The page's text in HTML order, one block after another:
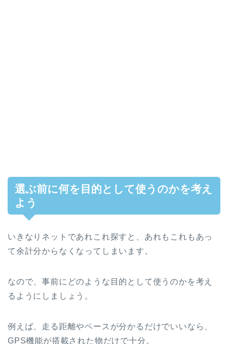
選ぶ前に何を目的として使うのかを考え
よう
いきなりネットであれこれ探すと、あれもこれもあっ
て余計分からなくなってしまいます。
なので、事前にどのような目的として使うのかを考え
るようにしましょう。
例えば、走る距離やペースが分かるだけでいいなら、
GPS機能が搭載された物だけで十分。